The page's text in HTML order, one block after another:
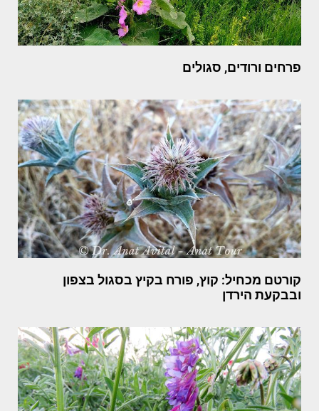
פרחים ורודים, סגולים
קורטם מכחיל: קוץ, פורח בקיץ בסגול בצפון
ובבקעת הירדן